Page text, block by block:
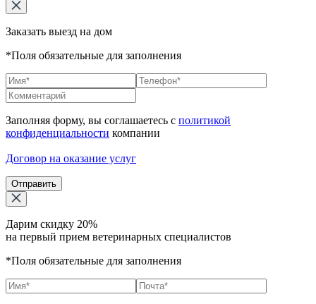
Заказать выезд на дом
*Поля обязательные для заполнения
Заполняя форму, вы соглашаетесь с политикой
конфиденциальности компании
Договор на оказание услуг
Отправить
Дарим скидку 20%
на первый прием ветеринарных специалистов
*Поля обязательные для заполнения